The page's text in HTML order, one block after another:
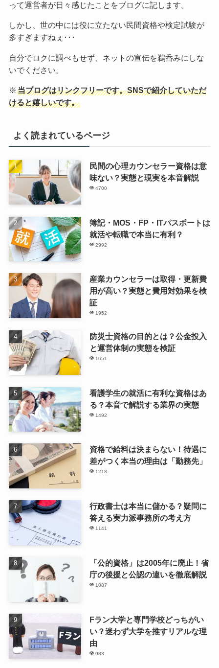
って運営者が日々感じたことをブログに記します。
しかし、世の中には役に立たない民間資格や検定試験が
多すぎますねぇ･･･
自分でロクに調べもせず、ネットの宣伝を鵜呑みにしな
いでください。
※ 当ブログはリンクフリーです。SNSで紹介していただ
けると嬉しいです。
よく読まれているページ
民間の心理カウンセラー資格は意
味ない？実態と現実を本音解説
4700
簿記・MOS・FP・ITパスポートは
就活や転職で本当に有利？
2992
産業カウンセラーは取得・更新費
用が高い？実態と費用対効果を検
証
1952
防災士資格の目的とは？公金投入
と運営体制の実態を検証
1651
看護学生の就活に有利な資格はあ
る？本音で解説する業界の実態
1492
資格で給料は決まらない！待遇に
差がつく本当の理由は「勤務先」
1213
行政書士は本当に儲かる？疑問に
答える実力派事務所の考え方
1141
「公的資格」は2005年に廃止！省
庁の後援と公認の違いを徹底解説
1087
Fラン大学と専門学校どっちがい
い？迷わず大学を推すリアルな理
由
983